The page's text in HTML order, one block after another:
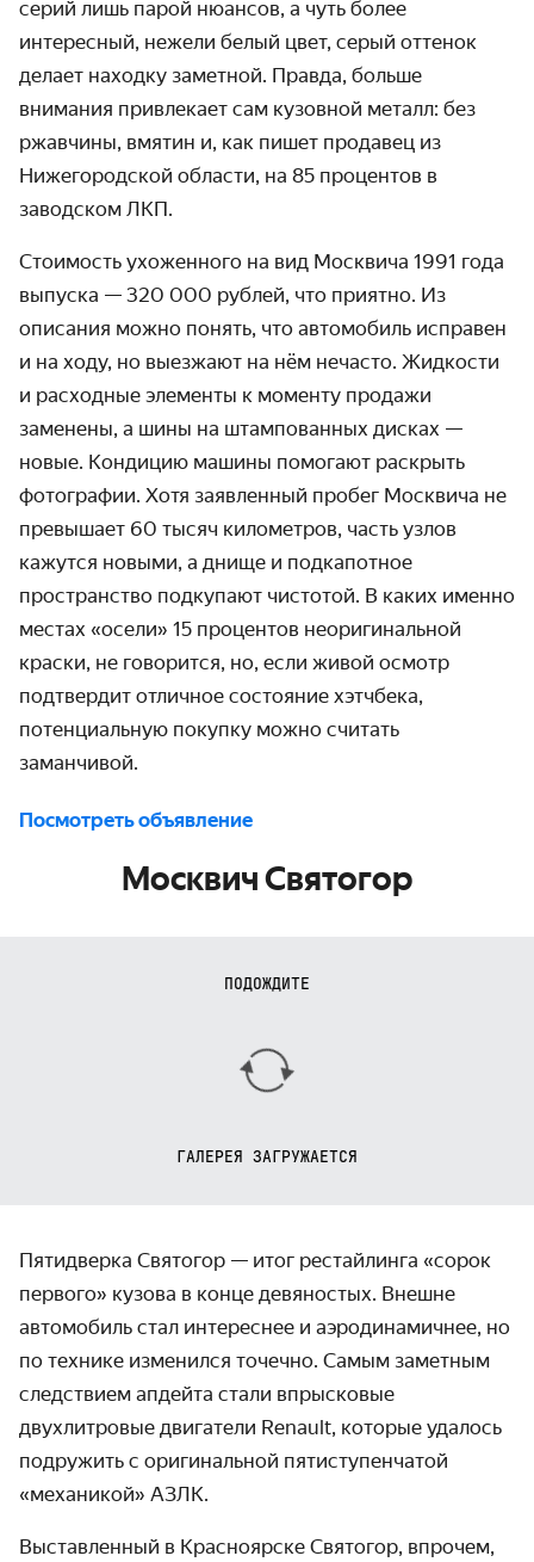
серий лишь парой нюансов, а чуть более
интересный, нежели белый цвет, серый оттенок
делает находку заметной. Правда, больше
внимания привлекает сам кузовной металл: без
ржавчины, вмятин и, как пишет продавец из
Нижегородской области, на 85 процентов в
заводском ЛКП.
Стоимость ухоженного на вид Москвича 1991 года
выпуска — 320 000 рублей, что приятно. Из
описания можно понять, что автомобиль исправен
и на ходу, но выезжают на нём нечасто. Жидкости
и расходные элементы к моменту продажи
заменены, а шины на штампованных дисках —
новые. Кондицию машины помогают раскрыть
фотографии. Хотя заявленный пробег Москвича не
превышает 60 тысяч километров, часть узлов
кажутся новыми, а днище и подкапотное
пространство подкупают чистотой. В каких именно
местах «осели» 15 процентов неоригинальной
краски, не говорится, но, если живой осмотр
подтвердит отличное состояние хэтчбека,
потенциальную покупку можно считать
заманчивой.
Посмотреть объявление
Москвич Святогор
ПОДОЖДИТЕ
ГАЛЕРЕЯ ЗАГРУЖАЕТСЯ
Пятидверка Святогор — итог рестайлинга «сорок
первого» кузова в конце девяностых. Внешне
автомобиль стал интереснее и аэродинамичнее, но
по технике изменился точечно. Самым заметным
следствием апдейта стали впрысковые
двухлитровые двигатели Renault, которые удалось
подружить с оригинальной пятиступенчатой
«механикой» АЗЛК.
Выставленный в Красноярске Святогор, впрочем,